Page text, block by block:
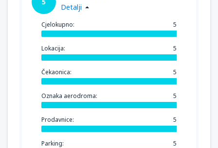
Detalji
Cjelokupno: 5
Lokacija: 5
Čekaonica: 5
Oznaka aerodroma: 5
Prodavnice: 5
Parking: 5